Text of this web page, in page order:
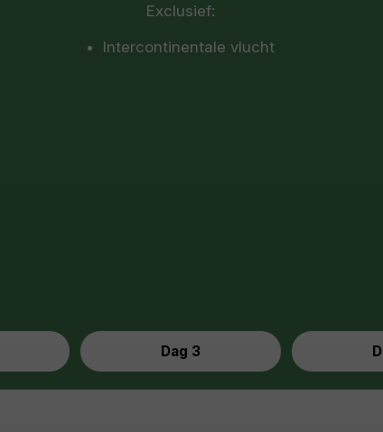
Dag 3
Exclusief:
Intercontinentale vlucht